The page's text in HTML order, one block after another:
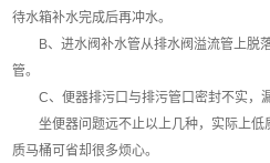
待水箱补水完成后再冲水。
B、进水阀补水管从排水阀溢流管上脱
管。
C、便器排污口与排污管口密封不实，
坐便器问题远不止以上几种，实际上
质马桶可省却很多烦心。